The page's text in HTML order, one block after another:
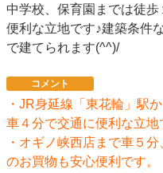
中学校、保育園までは徒
便利な立地です♪建築条件
で建てられます(^^)/
コメント
・JR身延線「東花輪」駅
車４分で交通に便利な立地
・オギノ峡西店まで車５
のお買物も安心便利です。